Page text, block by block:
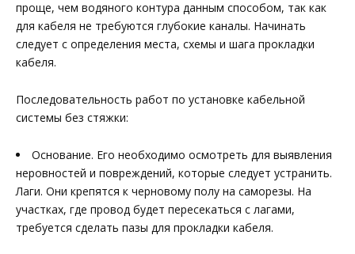
проще, чем водяного контура данным способом, так как
для кабеля не требуются глубокие каналы. Начинать
следует с определения места, схемы и шага прокладки
кабеля.
Последовательность работ по установке кабельной
системы без стяжки:
Основание. Его необходимо осмотреть для выявления
неровностей и повреждений, которые следует устранить.
Лаги. Они крепятся к черновому полу на саморезы. На
участках, где провод будет пересекаться с лагами,
требуется сделать пазы для прокладки кабеля.